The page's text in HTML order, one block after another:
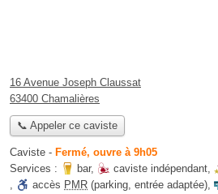
16 Avenue Joseph Claussat
63400 Chamalières
📞 Appeler ce caviste
Caviste - Fermé, ouvre à 9h05
Services :
bar, caviste indépendant,
,
accès PMR (parking, entrée adaptée),